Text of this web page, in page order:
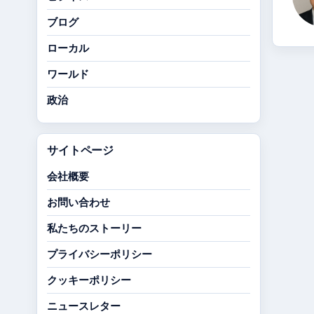
ブログ
ローカル
ワールド
政治
サイトページ
会社概要
お問い合わせ
私たちのストーリー
プライバシーポリシー
クッキーポリシー
ニュースレター